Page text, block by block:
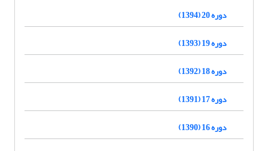
دوره 20 (1394)
دوره 19 (1393)
دوره 18 (1392)
دوره 17 (1391)
دوره 16 (1390)